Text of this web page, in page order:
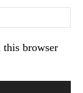
this browser